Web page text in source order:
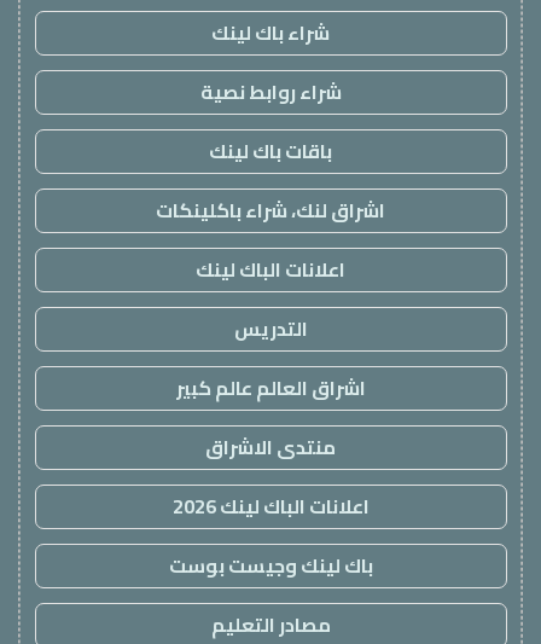
شراء باك لينك
شراء روابط نصية
باقات باك لينك
اشراق لنك، شراء باكلينكات
اعلانات الباك لينك
التدريس
اشراق العالم عالم كبير
منتدى الاشراق
اعلانات الباك لينك 2026
باك لينك وجيست بوست
مصادر التعليم